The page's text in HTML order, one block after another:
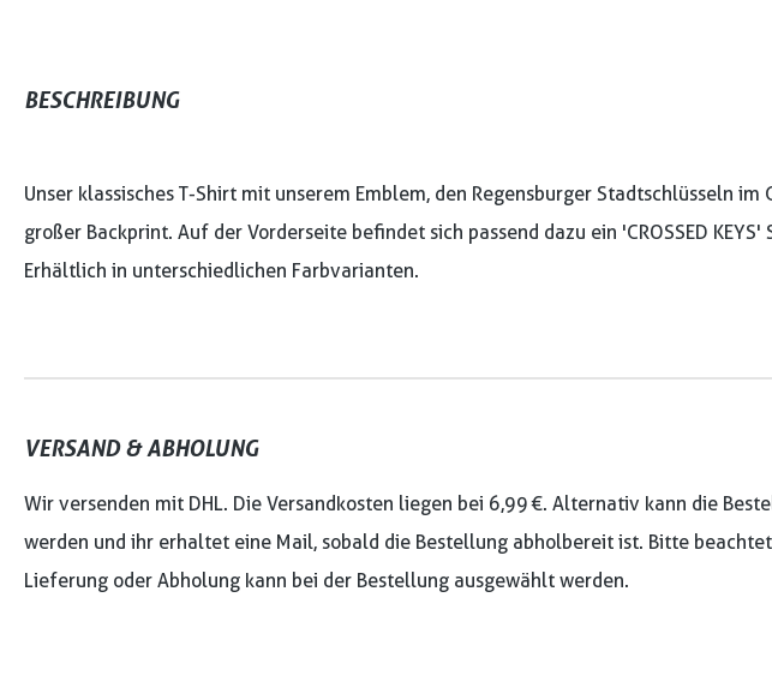
BESCHREIBUNG
Unser klassisches T-Shirt mit unserem Emblem, den Regensburger Stadtschlüsseln im
großer Backprint. Auf der Vorderseite befindet sich passend dazu ein 'CROSSED KEYS'
Erhältlich in unterschiedlichen Farbvarianten.
VERSAND & ABHOLUNG
Wir versenden mit DHL. Die Versandkosten liegen bei 6,99 €. Alternativ kann die
werden und ihr erhaltet eine Mail, sobald die Bestellung abholbereit ist. Bitte
Lieferung oder Abholung kann bei der Bestellung ausgewählt werden.